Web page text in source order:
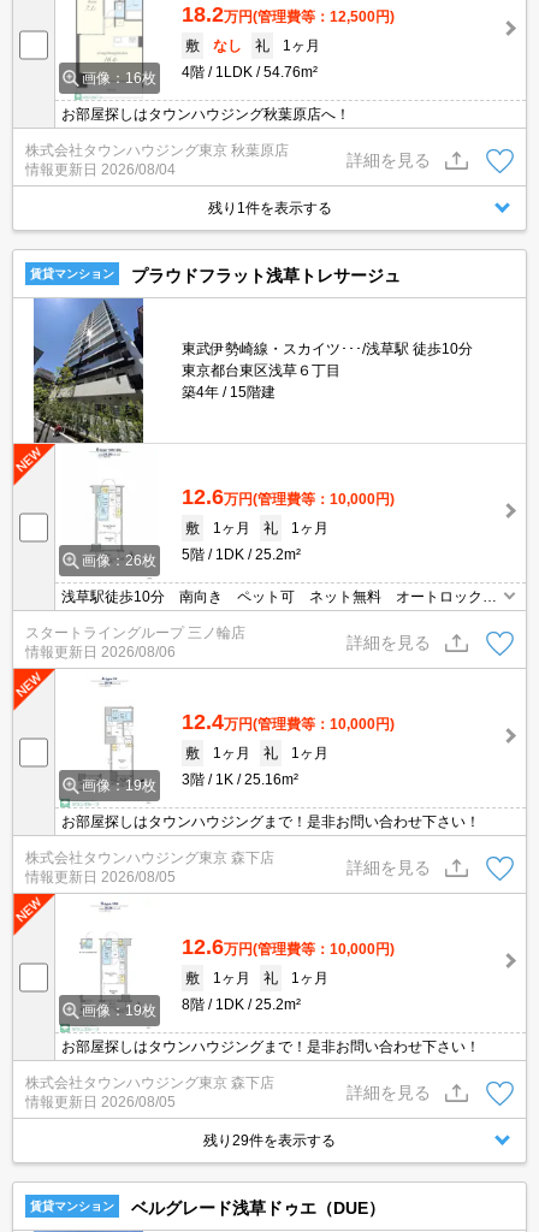
画像：16枚
18.2万円(管理費等：12,500円)
敷
なし 礼
1ヶ月
4階
1LDK 54.76m²
お部屋探しはタウンハウジング秋葉原店へ！
株式会社タウンハウジング東京 秋葉原店
情報更新日 2026/08/04
詳細を見る
残り1件を表示する
賃貸マンション プラウドフラット浅草トレサージュ
東武伊勢崎線・スカイツ･･･/浅草駅 徒歩10分
東京都台東区浅草６丁目
築4年
15階建
画像：26枚
12.6万円(管理費等：10,000円)
敷
1ヶ月 礼
1ヶ月
5階
1DK 25.2m²
浅草駅徒歩10分 南向き ペット可 ネット無料 オートロック
宅配ボックス有 浴室乾燥 温水洗浄便座
スタートライングループ 三ノ輪店
情報更新日 2026/08/06
詳細を見る
画像：19枚
12.4万円(管理費等：10,000円)
敷
1ヶ月 礼
1ヶ月
3階
1K 25.16m²
お部屋探しはタウンハウジングまで！是非お問い合わせ下さい！
株式会社タウンハウジング東京 森下店
情報更新日 2026/08/05
詳細を見る
画像：19枚
12.6万円(管理費等：10,000円)
敷
1ヶ月 礼
1ヶ月
8階
1DK 25.2m²
お部屋探しはタウンハウジングまで！是非お問い合わせ下さい！
株式会社タウンハウジング東京 森下店
情報更新日 2026/08/05
詳細を見る
残り29件を表示する
賃貸マンション ベルグレード浅草ドゥエ（DUE）